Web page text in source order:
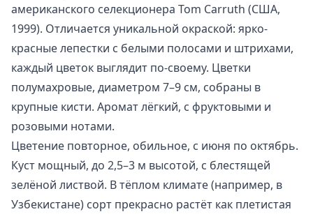
американского селекционера Tom Carruth (США,
1999). Отличается уникальной окраской: ярко-
красные лепестки с белыми полосами и штрихами,
каждый цветок выглядит по-своему. Цветки
полумахровые, диаметром 7–9 см, собраны в
крупные кисти. Аромат лёгкий, с фруктовыми и
розовыми нотами.
Цветение повторное, обильное, с июня по октябрь.
Куст мощный, до 2,5–3 м высотой, с блестящей
зелёной листвой. В тёплом климате (например, в
Узбекистане) сорт прекрасно растёт как плетистая